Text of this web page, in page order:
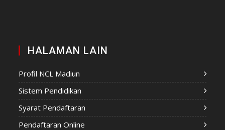
HALAMAN LAIN
Profil NCL Madiun
Sistem Pendidikan
Syarat Pendaftaran
Pendaftaran Online